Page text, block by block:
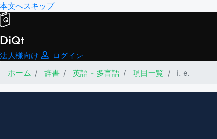
本文へスキップ
DiQt
法人様向け
ログイン
ホーム
辞書 英語 - 多言語 項目一覧 i. e.